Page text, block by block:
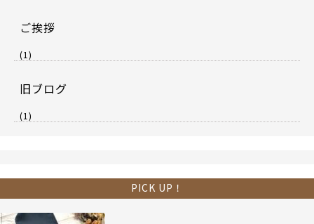
ご挨拶
(1)
旧ブログ
(1)
PICK UP！